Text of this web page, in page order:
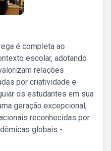
é completa ao
escolar, adotando
relações
por criatividade e
os estudantes em sua
geração excepcional,
reconhecidas por
globais -